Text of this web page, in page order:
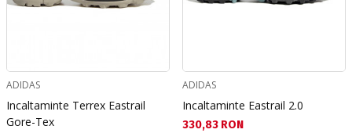
ADIDAS
Incaltaminte Terrex Eastrail
Gore-Tex
ADIDAS
Incaltaminte Eastrail 2.0
Текуща цена:
330,83 RON